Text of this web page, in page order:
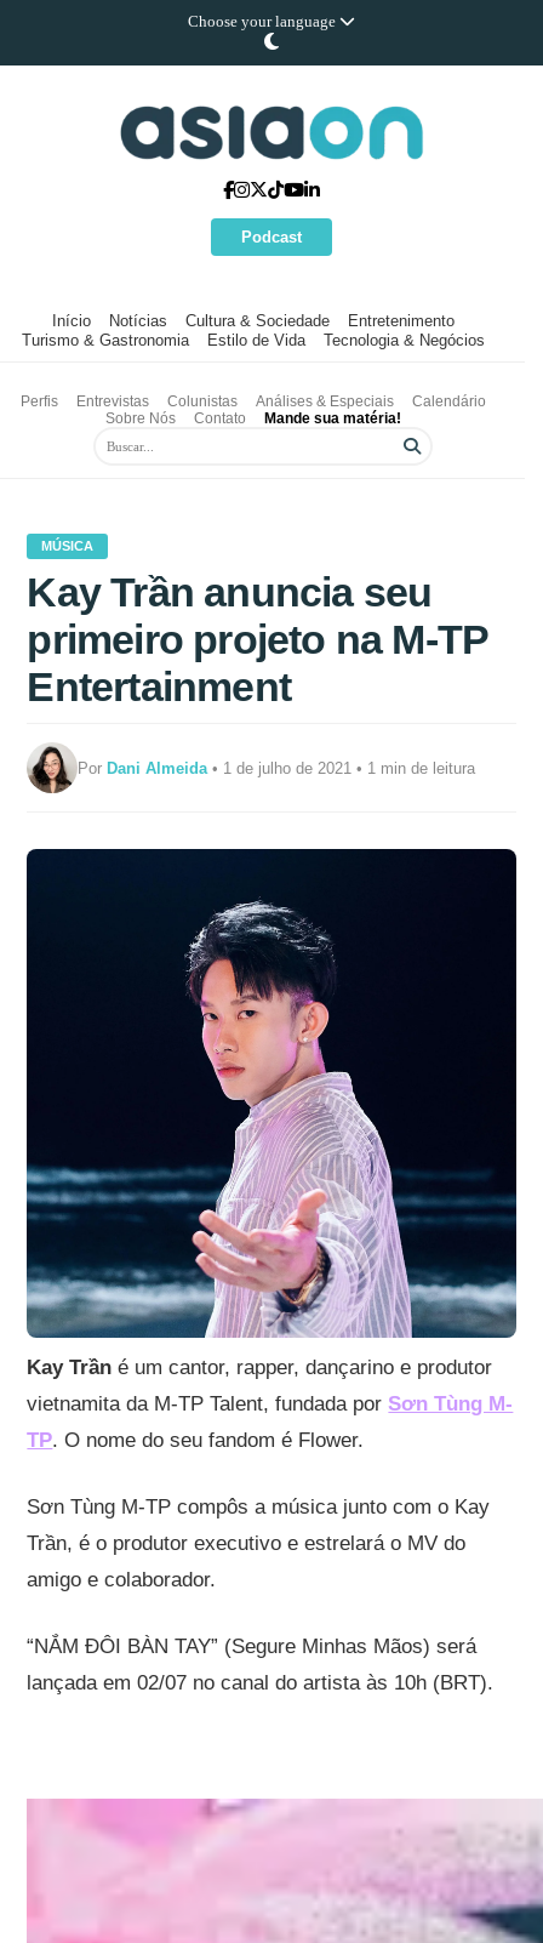
Choose your language
Podcast
Início Notícias Cultura & Sociedade
Entretenimento
Turismo & Gastronomia
Estilo de Vida Tecnologia & Negócios
Perfis Entrevistas Colunistas Análises & Especiais
Calendário
Sobre Nós
Contato Mande sua matéria!
MÚSICA
Kay Trần anuncia seu
primeiro projeto na M-TP
Entertainment
PorDani Almeida • 1 de julho de 2021 • 1 min de leitura
Kay Trần é um cantor, rapper, dançarino e produtor
vietnamita da M-TP Talent, fundada por Sơn Tùng M-
TP. O nome do seu fandom é Flower.
Sơn Tùng M-TP compôs a música junto com o Kay
Trần, é o produtor executivo e estrelará o MV do
amigo e colaborador.
“NẮM ĐÔI BÀN TAY” (Segure Minhas Mãos) será
lançada em 02/07 no canal do artista às 10h (BRT).